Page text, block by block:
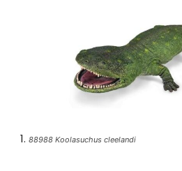
88988 Koolasuchus cleelandi